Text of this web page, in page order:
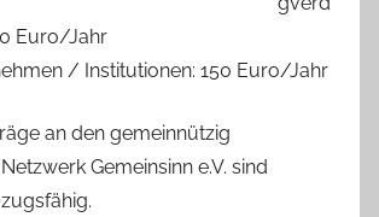
Euro/Jahr
/ Institutionen: 150 Euro/Jahr
an den gemeinnützig
Gemeinsinn e.V. sind